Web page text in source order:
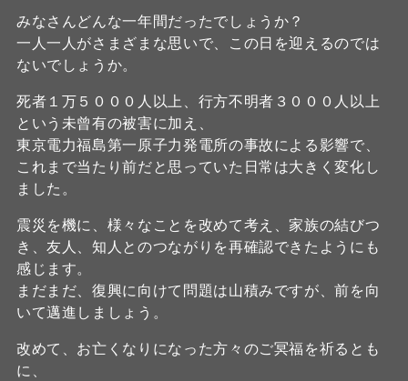
みなさんどんな一年間だったでしょうか？
一人一人がさまざまな思いで、この日を迎えるのでは
ないでしょうか。
死者１万５０００人以上、行方不明者３０００人以上
という未曾有の被害に加え、
東京電力福島第一原子力発電所の事故による影響で、
これまで当たり前だと思っていた日常は大きく変化し
ました。
震災を機に、様々なことを改めて考え、家族の結びつ
き、友人、知人とのつながりを再確認できたようにも
感じます。
まだまだ、復興に向けて問題は山積みですが、前を向
いて邁進しましょう。
改めて、お亡くなりになった方々のご冥福を祈るとも
に、